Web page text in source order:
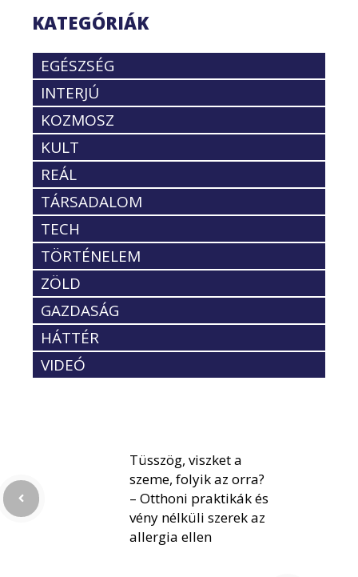
KATEGÓRIÁK
EGÉSZSÉG
INTERJÚ
KOZMOSZ
KULT
REÁL
TÁRSADALOM
TECH
TÖRTÉNELEM
ZÖLD
GAZDASÁG
HÁTTÉR
VIDEÓ
Tüsszög, viszket a
szeme, folyik az orra?
– Otthoni praktikák és
vény nélküli szerek az
allergia ellen